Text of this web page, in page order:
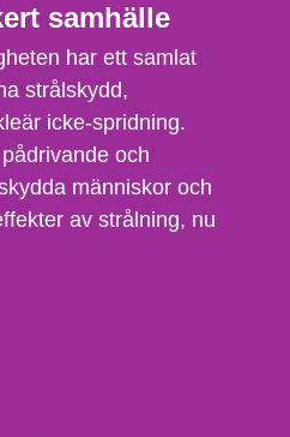
samhälle
har ett samlat
strålskydd,
icke-spridning.
och
människor och
av strålning, nu